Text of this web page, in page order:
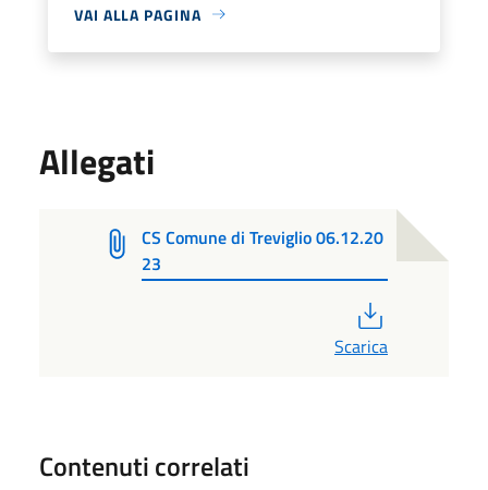
VAI ALLA PAGINA
Allegati
CS Comune di Treviglio 06.12.20
23
Scarica
Contenuti correlati